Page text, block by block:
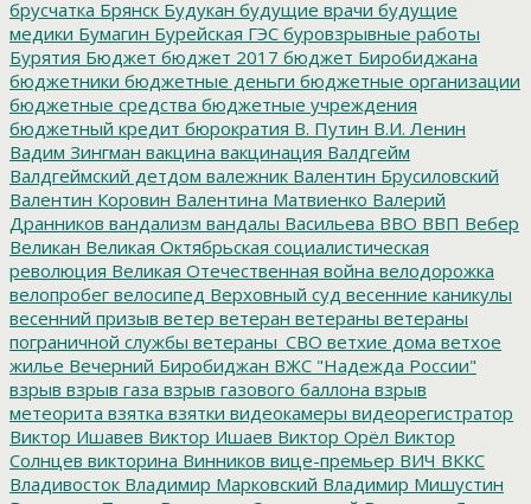
брусчатка Брянск Будукан будущие врачи будущие
медики Бумагин Бурейская ГЭС буровзрывные работы
Бурятия Бюджет бюджет 2017 бюджет Биробиджана
бюджетники бюджетные деньги бюджетные организации
бюджетные средства бюджетные учреждения
бюджетный кредит бюрократия В. Путин В.И. Ленин
Вадим Зингман вакцина вакцинация Валдгейм
Валдгеймский детдом валежник Валентин Брусиловский
Валентин Коровин Валентина Матвиенко Валерий
Дранников вандализм вандалы Васильева ВВО ВВП Вебер
Великан Великая Октябрьская социалистическая
революция Великая Отечественная война велодорожка
велопробег велосипед Верховный суд весенние каникулы
весенний призыв ветер ветеран ветераны ветераны
пограничной службы ветераны_СВО ветхие дома ветхое
жилье Вечерний Биробиджан ВЖС "Надежда России"
взрыв взрыв газа взрыв газового баллона взрыв
метеорита взятка взятки видеокамеры видеорегистратор
Виктор Ишавев Виктор Ишаев Виктор Орёл Виктор
Солнцев викторина Винников вице-премьер ВИЧ ВККС
Владивосток Владимир Марковский Владимир Мишустин